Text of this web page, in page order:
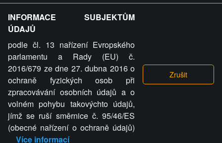
ZVRÁCENÝ.CZ - Svět není zvrácenej. To jen
ty lidi...
ZVRÁCENÝ.CZ
PRAVIDLA A PODMÍNKY GDPR
INFORMACE SUBJEKTŮM
ÚDAJŮ
podle čl. 13 nařízení Evropského
parlamentu a Rady (EU) č.
2016/679 ze dne 27. dubna 2016 o
ochraně fyzických osob při
zpracovávání osobních údajů a o
volném pohybu takovýchto údajů,
jímž se ruší směrnice č. 95/46/ES
(obecné nařízení o ochraně údajů)
Více informací